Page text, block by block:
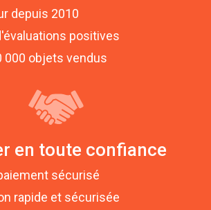
depuis 2010
positives
000 objets vendus
en toute confiance
sécurisé
rapide et sécurisée